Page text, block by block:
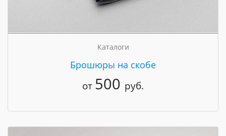
Каталоги
Брошюры на скобе
от 500 руб.